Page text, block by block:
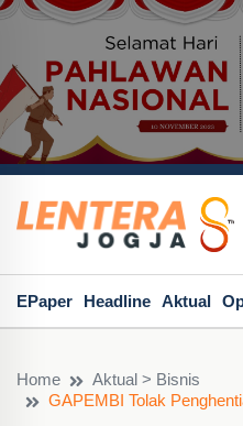
EPaper Headline Aktual
Home
Aktual > Bisnis
GAPEMBI Tolak